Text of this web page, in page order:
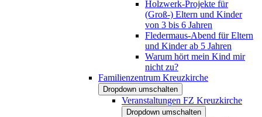
Holzwerk-Projekte für
(Groß-) Eltern und Kinder
von 3 bis 6 Jahren
Fledermaus-Abend für Eltern
und Kinder ab 5 Jahren
Warum hört mein Kind mir
nicht zu?
Familienzentrum Kreuzkirche
Dropdown umschalten
Veranstaltungen FZ Kreuzkirche
Dropdown umschalten